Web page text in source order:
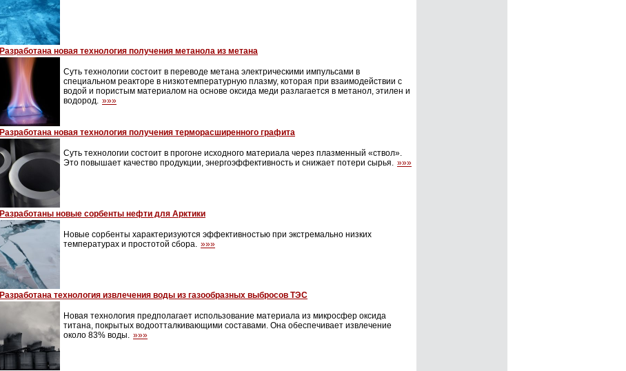
Разработана новая технология получения метанола из метана
Суть технологии состоит в переводе метана электрическими импульсами в
специальном реакторе в низкотемпературную плазму, которая при взаимодействии с
водой и пористым материалом на основе оксида меди разлагается в метанол, этилен и
водород. »»»
Разработана новая технология получения терморасширенного графита
Суть технологии состоит в прогоне исходного материала через плазменный «ствол».
Это повышает качество продукции, энергоэффективность и снижает потери сырья. »»»
Разработаны новые сорбенты нефти для Арктики
Новые сорбенты характеризуются эффективностью при экстремально низких
температурах и простотой сбора. »»»
Разработана технология извлечения воды из газообразных выбросов ТЭС
Новая технология предполагает использование материала из микросфер оксида
титана, покрытых водоотталкивающими составами. Она обеспечивает извлечение
около 83% воды. »»»